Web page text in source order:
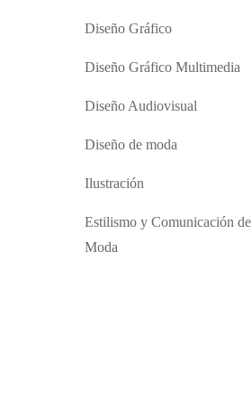
Diseño Gráfico
Diseño Gráfico Multimedia
Diseño Audiovisual
Diseño de moda
Ilustración
Estilismo y Comunicación de
Moda